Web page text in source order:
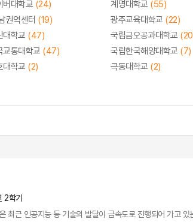
버대학교 (24) 계명대학교 (55)
권역센터 (19) 광주교육대학교 (22)
대학교 (47) 국립금오공과대학교
교통대학교 (47) 국립한국해양대학교 (7)
대학교 (2) 극동대학교 (2)
2학기
최근 인공지능 등 기술의 발달이 급속도로 진행되어 가고